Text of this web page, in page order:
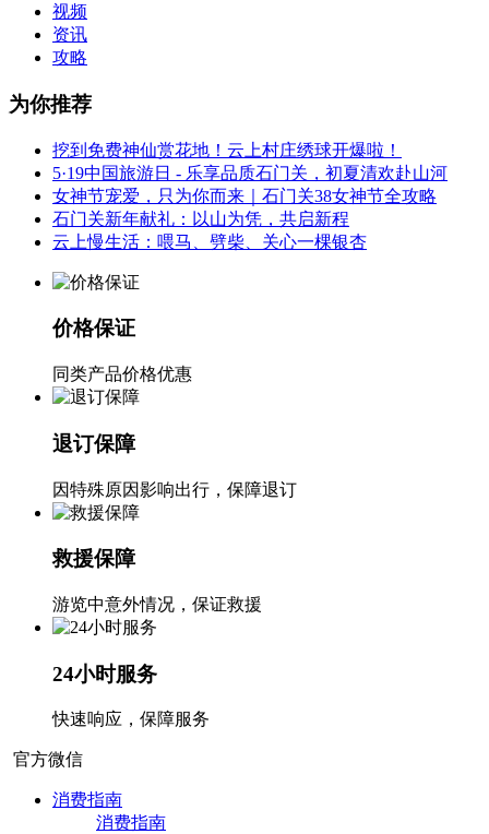
视频
资讯
攻略
为你推荐
挖到免费神仙赏花地！云上村庄绣球开爆啦！
5·19中国旅游日 - 乐享品质石门关，初夏清欢赴山河
女神节宠爱，只为你而来｜石门关38女神节全攻略
石门关新年献礼：以山为凭，共启新程
云上慢生活：喂马、劈柴、关心一棵银杏
价格保证
同类产品价格优惠
退订保障
因特殊原因影响出行，保障退订
救援保障
游览中意外情况，保证救援
24小时服务
快速响应，保障服务
官方微信
消费指南
消费指南